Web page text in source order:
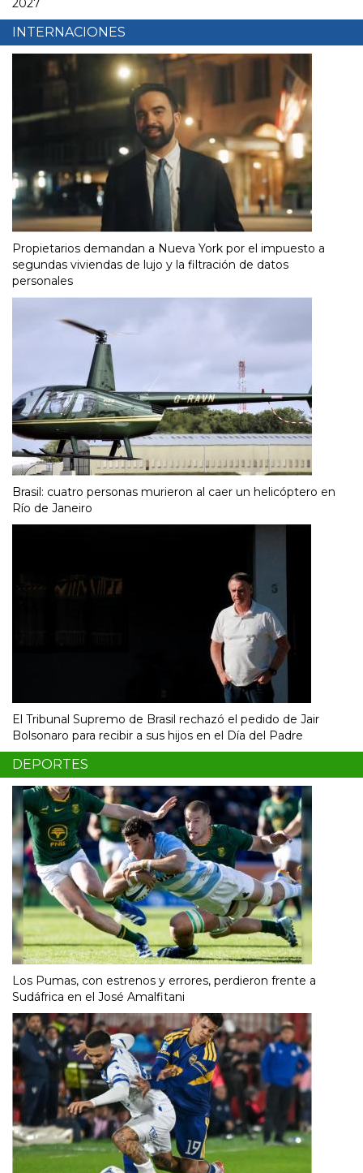
INTERNACIONES
Propietarios demandan a Nueva York por el impuesto a
segundas viviendas de lujo y la filtración de datos
personales
Brasil: cuatro personas murieron al caer un helicóptero en
Río de Janeiro
El Tribunal Supremo de Brasil rechazó el pedido de Jair
Bolsonaro para recibir a sus hijos en el Día del Padre
DEPORTES
Los Pumas, con estrenos y errores, perdieron frente a
Sudáfrica en el José Amalfitani